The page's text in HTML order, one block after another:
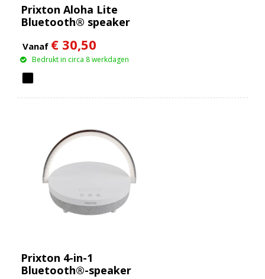
Prixton Aloha Lite
Bluetooth® speaker
Vanaf € 30,50
Bedrukt in circa 8 werkdagen
Prixton 4-in-1
Bluetooth®-speaker